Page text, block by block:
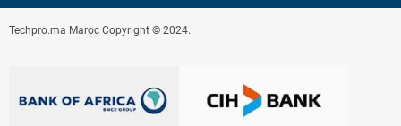
Techpro.ma Maroc Copyright © 2024.